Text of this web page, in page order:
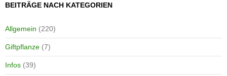
BEITRÄGE NACH KATEGORIEN
Allgemein (220)
Giftpflanze (7)
Infos (39)